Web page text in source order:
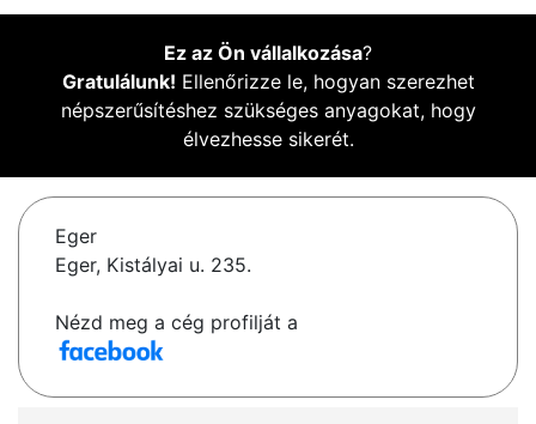
Ez az Ön vállalkozása?
Gratulálunk! Ellenőrizze le, hogyan szerezhet
népszerűsítéshez szükséges anyagokat, hogy
élvezhesse sikerét.
Eger
Eger, Kistályai u. 235.
Nézd meg a cég profilját a